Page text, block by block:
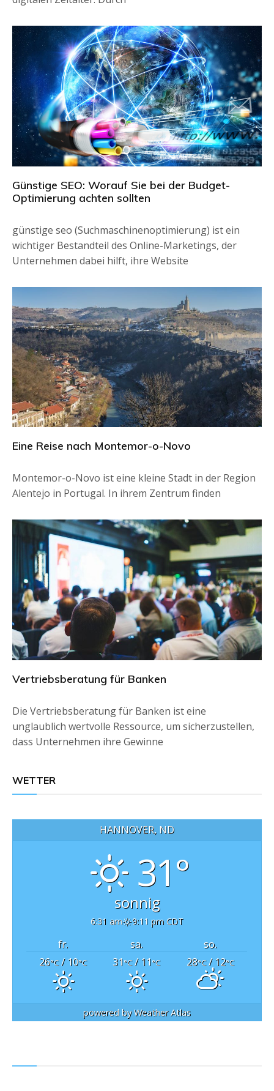
Günstige SEO: Worauf Sie bei der Budget-
Optimierung achten sollten
günstige seo (Suchmaschinenoptimierung) ist ein
wichtiger Bestandteil des Online-Marketings, der
Unternehmen dabei hilft, ihre Website
Eine Reise nach Montemor-o-Novo
Montemor-o-Novo ist eine kleine Stadt in der Region
Alentejo in Portugal. In ihrem Zentrum finden
Vertriebsberatung für Banken
Die Vertriebsberatung für Banken ist eine
unglaublich wertvolle Ressource, um sicherzustellen,
dass Unternehmen ihre Gewinne
WETTER
HANNOVER, ND
31°
sonnig
6:31 am 9:11 pm CDT
fr. sa.
so.
26°C/ 10°C 31°C/ 11°C 28°C/ 12°C
powered byWeather Atlas